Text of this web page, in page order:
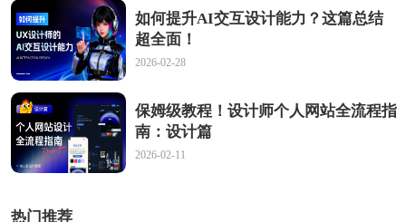
如何提升AI交互设计能力？这篇总结
超全面！
2026-02-28
保姆级教程！设计师个人网站全流程指
南：设计篇
2026-02-11
热门推荐